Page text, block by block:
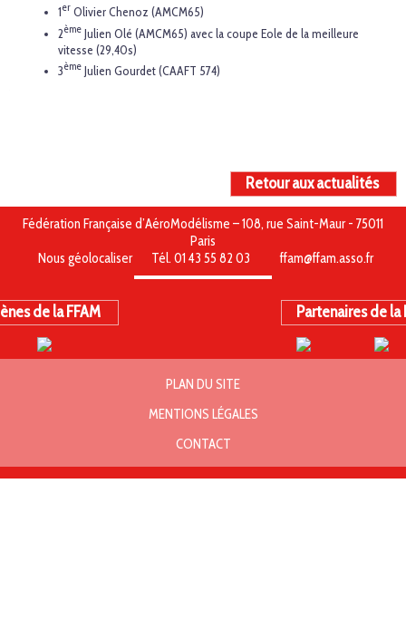
1er Olivier Chenoz (AMCM65)
2ème Julien Olé (AMCM65) avec la coupe Eole de la meilleure
vitesse (29,40s)
3ème Julien Gourdet (CAAFT 574)
Retour aux actualités
Fédération Française d’AéroModélisme – 108, rue Saint-Maur - 75011
Paris
Nous géolocaliser
Tél. 01 43 55 82 03 ffam@ffam.asso.fr
de la FFAM Partenaires de la
PLAN DU SITE
MENTIONS LÉGALES
CONTACT